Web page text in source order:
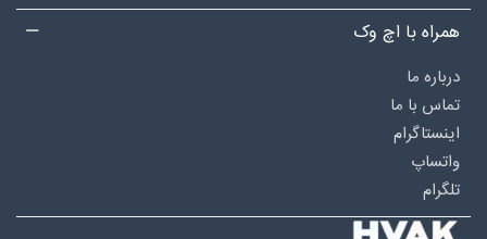
همراه با اچ وک
درباره‌ ما
تماس با ما
اینستاگرام
واتساپ
تلگرام